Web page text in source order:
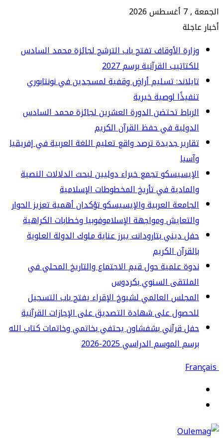
الأوقاف تفتح باب الترشح لجائزة محمد السادس
القرآنية برسم 2027
تسليم أراضٍ وقفية لمسجدين في نونتابوري
لوصية خيرية
تحتضن الدورة العشرين لجائزة محمد السادس
في حفظ القرآن الكريم
جديدة ترصد واقع تعليم اللغة العربية في إفريقيا
تجمع خبراء دوليين لبحث الدلالات النصية
في تأريخ المخطوطات الإسلامية
العربية والإيسيسكو تؤكدان أهمية تعزيز الحوار
ومواجهة الإسلاموفوبيا وخطابات الكراهية
ديني بتارودانت يبرز عناية ملوك الدولة العلوية
الكريم
علمية حول قيم الاجتماع والتاريخ المحلي في
السنوي بكردوس
العالمي لشيوخ الإقراء يفتح باب التسجيل
على شهادة التصديق على الإجازات القرآنية
قرآني بشفشاون يحتفي بخاتمي وخاتمات كتاب الله
الموسم الدراسي 2025-2026